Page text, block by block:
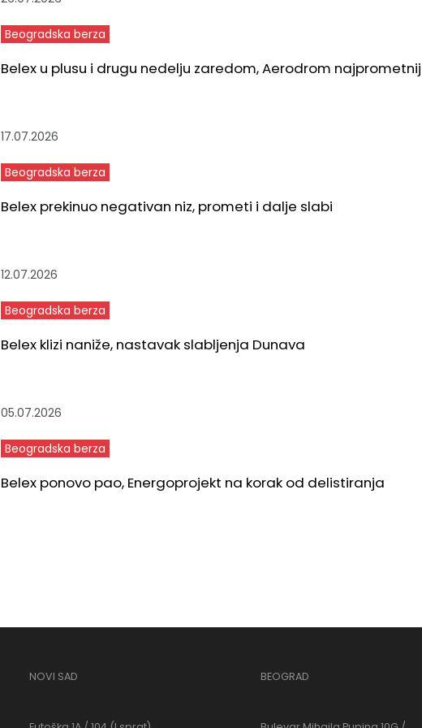
Beogradska berza
Belex u plusu i drugu nedelju zaredom, Aerodrom
17.07.2026
Beogradska berza
Belex prekinuo negativan niz, prometi i dalje slabi
12.07.2026
Beogradska berza
Belex klizi naniže, nastavak slabljenja Dunava
05.07.2026
Beogradska berza
Belex ponovo pao, Energoprojekt na korak od delistiranja
NOVI SAD BEOGRAD